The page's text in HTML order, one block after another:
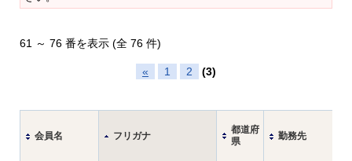
61 ～ 76 番を表示 (全 76 件)
« 1 2 (3)
会員名 フリガナ
都道府
県
勤務先